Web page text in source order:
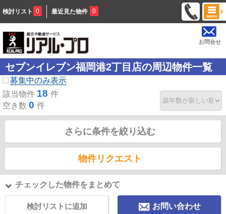
検討リスト 0 最近見た物件 0
お問合せ
セブンイレブン福岡港2丁目店の周辺物件一覧
募集中のみ表示
該当物件 18 件
空き数 0 件
さらに条件を絞り込む
物件リクエスト
チェックした物件をまとめて
検討リストに追加 お問い合わせ